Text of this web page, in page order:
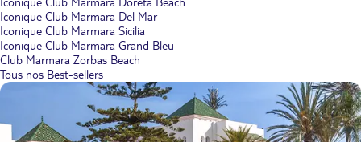
Iconique Club Marmara Del Mar
Iconique Club Marmara Sicilia
Iconique Club Marmara Grand Bleu
Club Marmara Zorbas Beach
Tous nos Best-sellers